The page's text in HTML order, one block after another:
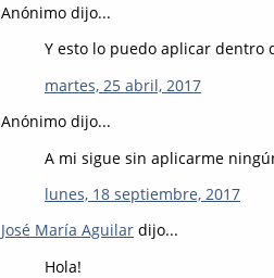
Anónimo dijo...
Y esto lo puedo aplicar dentro
martes, 25 abril, 2017
Anónimo dijo...
A mi sigue sin aplicarme
lunes, 18 septiembre, 2017
José María Aguilar dijo...
Hola!